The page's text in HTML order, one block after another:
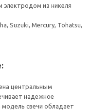
электродом из никеля
Suzuki, Mercury, Tohatsu,
центральным
надежное
модель свечи обладает